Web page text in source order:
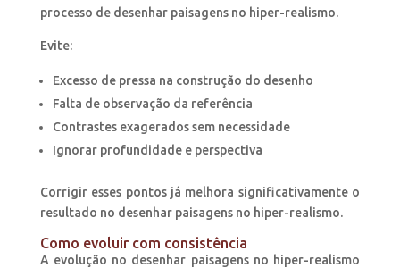
processo de desenhar paisagens no hiper-realismo.
Evite:
Excesso de pressa na construção do desenho
Falta de observação da referência
Contrastes exagerados sem necessidade
Ignorar profundidade e perspectiva
Corrigir esses pontos já melhora significativamente o
resultado no desenhar paisagens no hiper-realismo.
Como evoluir com consistência
A evolução no desenhar paisagens no hiper-realismo